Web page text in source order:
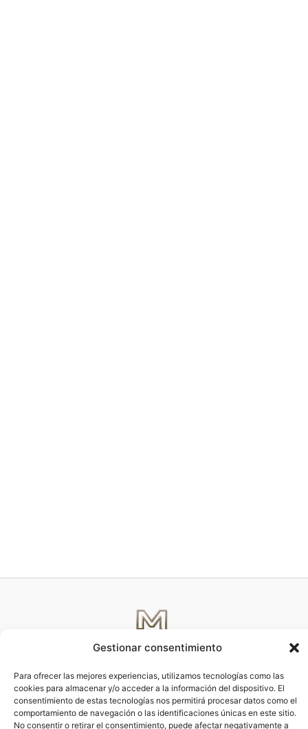
Gestionar consentimiento
Para ofrecer las mejores experiencias, utilizamos tecnologías como las
cookies para almacenar y/o acceder a la información del dispositivo. El
consentimiento de estas tecnologías nos permitirá procesar datos como el
comportamiento de navegación o las identificaciones únicas en este sitio.
No consentir o retirar el consentimiento, puede afectar negativamente a
Política de Cookies
Todos los derechos © 2026 Mettcom